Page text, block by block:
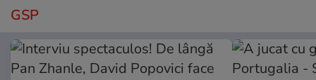
GSP